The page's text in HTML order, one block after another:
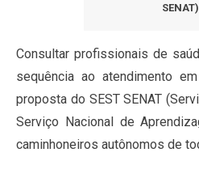
SENAT)
Consultar profissionais de
sequência ao atendimento
proposta do SEST SENAT
Serviço Nacional de
caminhoneiros autônomos de